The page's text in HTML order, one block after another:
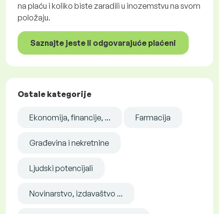
na plaću i koliko biste zaradili u inozemstvu na svom
položaju.
Saznajte jeste li odgovarajuće plaćeni
Ostale kategorije
Ekonomija, financije, ... Farmacija
Građevina i nekretnine
Ljudski potencijali
Novinarstvo, izdavaštvo ...